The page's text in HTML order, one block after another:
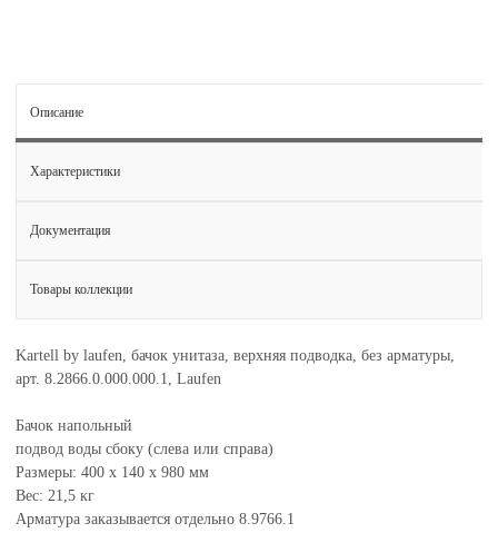
Описание
Характеристики
Документация
Товары коллекции
Kartell by laufen, бачок унитаза, верхняя подводка, без арматуры,
арт. 8.2866.0.000.000.1, Laufen
Бачок напольный
подвод воды сбоку (слева или справа)
Размеры: 400 x 140 x 980 мм
Вес: 21,5 кг
Арматура заказывается отдельно 8.9766.1